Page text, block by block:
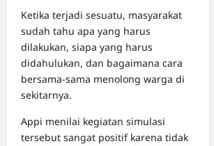
Ketika terjadi sesuatu, masyarakat
sudah tahu apa yang harus
dilakukan, siapa yang harus
didahulukan, dan bagaimana cara
bersama-sama menolong warga di
sekitarnya.
Appi menilai kegiatan simulasi
tersebut sangat positif karena tidak